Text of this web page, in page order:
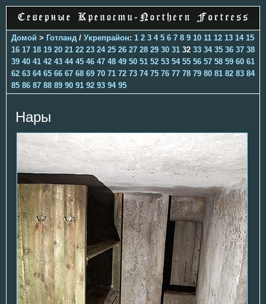
Домой > Готланд / Укрепрайон: 1 2 3 4 5 6 7 8 9 10 11 12 13 14 15
16 17 18 19 20 21 22 23 24 25 26 27 28 29 30 31 32 33 34 35 36 37 38
39 40 41 42 43 44 45 46 47 48 49 50 51 52 53 54 55 56 57 58 59 60 61
62 63 64 65 66 67 68 69 70 71 72 73 74 75 76 77 78 79 80 81 82 83 84
85 86 87 88 89 90 91 92 93 94 95
Нары